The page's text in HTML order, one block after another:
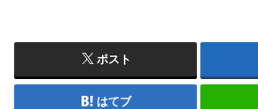
ポスト
はてブ